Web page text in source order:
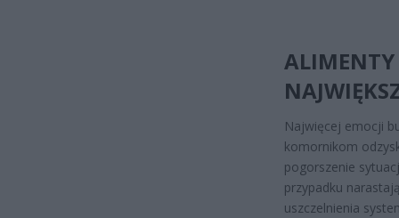
ALIMENTY
Najwięcej emocji
komornikom
pogorszenie
przypadku
uszczelnienia